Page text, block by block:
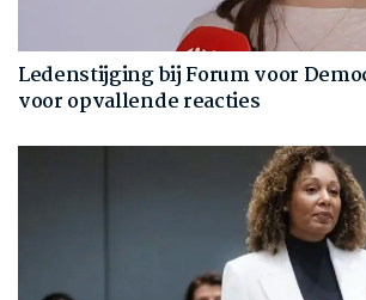
Ledenstijging bij Forum voor
voor opvallende reacties